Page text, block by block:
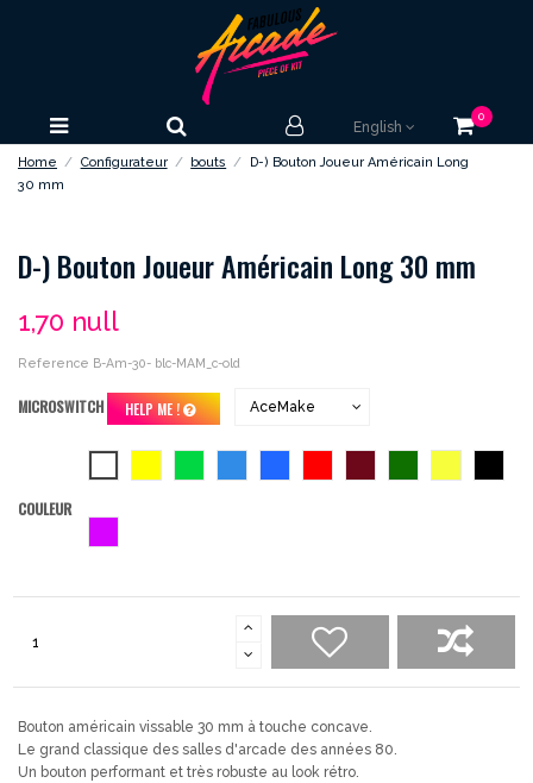
English
0
Home Configurateur bouts
D-) Bouton Joueur Américain Long
30 mm
D-) Bouton Joueur Américain Long 30 mm
1,70 null
Reference B-Am-30- blc-MAM_c-old
MICROSWITCH HELP ME !
COULEUR
Bouton américain vissable 30 mm à touche concave.
Le grand classique des salles d'arcade des années 80.
Un bouton performant et très robuste au look rétro.